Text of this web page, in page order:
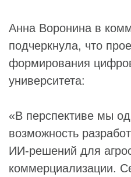
Анна Воронина в
подчеркнула, что
формирования
университета:
«В перспективе мы
возможность
ИИ‑решений для
коммерциализации.